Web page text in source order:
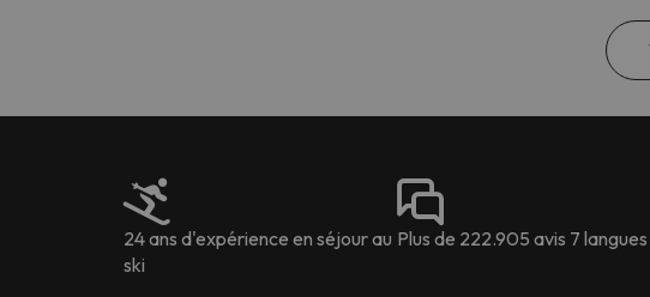
24 ans d'expérience en séjour au
ski
Plus de 222.905 avis 7 langues